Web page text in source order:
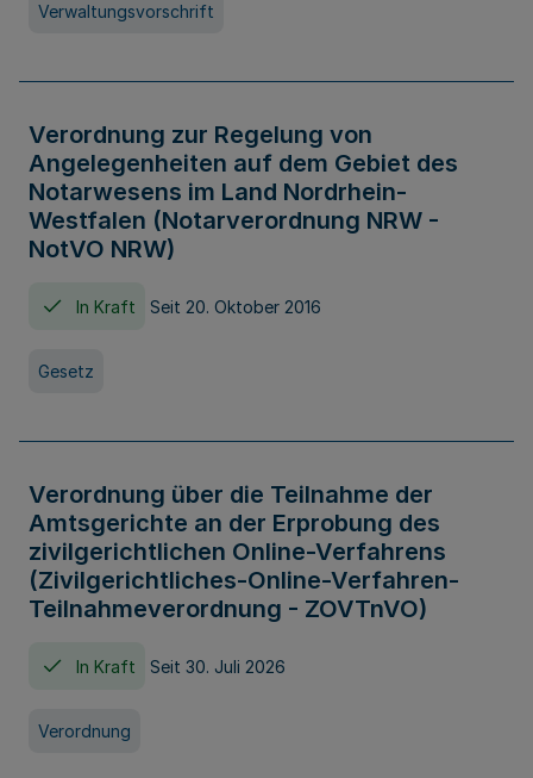
Verwaltungsvorschrift
Verordnung zur Regelung von
Angelegenheiten auf dem Gebiet des
Notarwesens im Land Nordrhein-
Westfalen (Notarverordnung NRW -
NotVO NRW)
In Kraft Seit 20. Oktober 2016
Gesetz
Verordnung über die Teilnahme der
Amtsgerichte an der Erprobung des
zivilgerichtlichen Online-Verfahrens
(Zivilgerichtliches-Online-Verfahren-
Teilnahmeverordnung - ZOVTnVO)
In Kraft Seit 30. Juli 2026
Verordnung